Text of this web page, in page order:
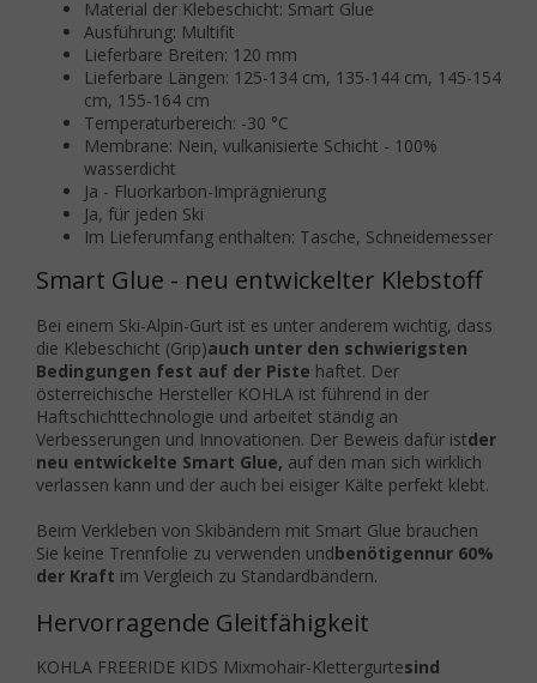
Material der Klebeschicht: Smart Glue
Ausführung: Multifit
Lieferbare Breiten: 120 mm
Lieferbare Längen: 125-134 cm, 135-144 cm, 145-154
cm, 155-164 cm
Temperaturbereich: -30 °C
Membrane: Nein, vulkanisierte Schicht - 100%
wasserdicht
Ja - Fluorkarbon-Imprägnierung
Ja, für jeden Ski
Im Lieferumfang enthalten: Tasche, Schneidemesser
Smart Glue - neu entwickelter Klebstoff
Bei einem Ski-Alpin-Gurt ist es unter anderem wichtig, dass
die Klebeschicht (Grip)auch unter den schwierigsten
Bedingungen fest auf der Piste haftet. Der
österreichische Hersteller KOHLA ist führend in der
Haftschichttechnologie und arbeitet ständig an
Verbesserungen und Innovationen. Der Beweis dafür istder
neu entwickelte Smart Glue, auf den man sich wirklich
verlassen kann und der auch bei eisiger Kälte perfekt klebt.
Beim Verkleben von Skibändern mit Smart Glue brauchen
Sie keine Trennfolie zu verwenden undbenötigennur 60%
der Kraft im Vergleich zu Standardbändern.
Hervorragende Gleitfähigkeit
KOHLA FREERIDE KIDS Mixmohair-Klettergurtesind